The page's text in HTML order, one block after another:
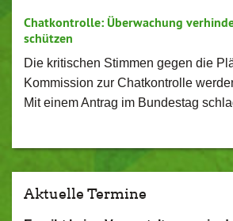
Chatkontrolle: Überwachung
schützen
Die kritischen Stimmen gegen die
Kommission zur Chatkontrolle
Mit einem Antrag im Bundestag
Aktuelle Termine